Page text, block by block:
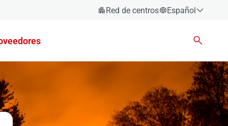
Red de centros
Español
Euskara
Valencià
English